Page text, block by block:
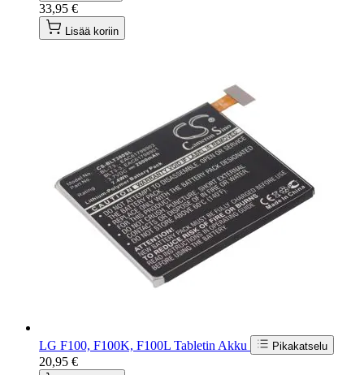
33,95 €
Lisää koriin
LG F100, F100K, F100L Tabletin Akku Pikakatselu
20,95 €